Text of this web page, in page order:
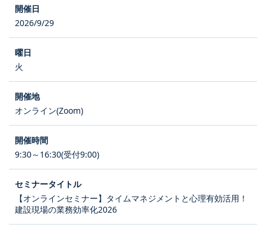
2026/9/29
火
オンライン(Zoom)
9:30～16:30(受付9:00)
【オンラインセミナー】タイムマネジメントと心理有効活用！
建設現場の業務効率化2026